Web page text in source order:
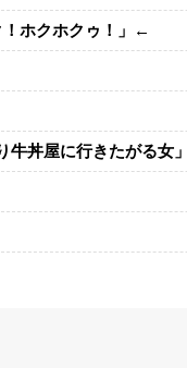
！ホクホクゥ！」←
に行きたがる女」、この